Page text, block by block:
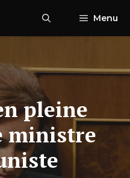
Menu
pleine
ministre